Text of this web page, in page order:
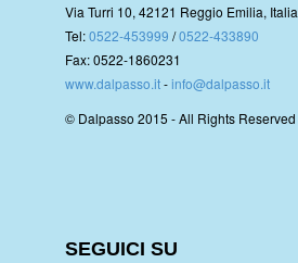
Via Turri 10, 42121 Reggio Emilia, Italia
Tel:0522-453999 /0522-433890
Fax: 0522-1860231
www.dalpasso.it-info@dalpasso.it
© Dalpasso 2015 - All Rights Reserved
SEGUICI SU